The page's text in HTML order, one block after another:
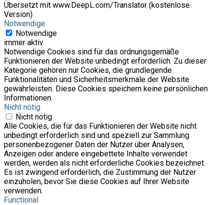
Übersetzt mit www.DeepL.com/Translator (kostenlose
Version)
Notwendige
Notwendige
immer aktiv
Notwendige Cookies sind für das ordnungsgemäße
Funktionieren der Website unbedingt erforderlich. Zu dieser
Kategorie gehören nur Cookies, die grundlegende
Funktionalitäten und Sicherheitsmerkmale der Website
gewährleisten. Diese Cookies speichern keine persönlichen
Informationen.
Nicht nötig
Nicht nötig
Alle Cookies, die für das Funktionieren der Website nicht
unbedingt erforderlich sind und speziell zur Sammlung
personenbezogener Daten der Nutzer über Analysen,
Anzeigen oder andere eingebettete Inhalte verwendet
werden, werden als nicht erforderliche Cookies bezeichnet.
Es ist zwingend erforderlich, die Zustimmung der Nutzer
einzuholen, bevor Sie diese Cookies auf Ihrer Website
verwenden.
Functional